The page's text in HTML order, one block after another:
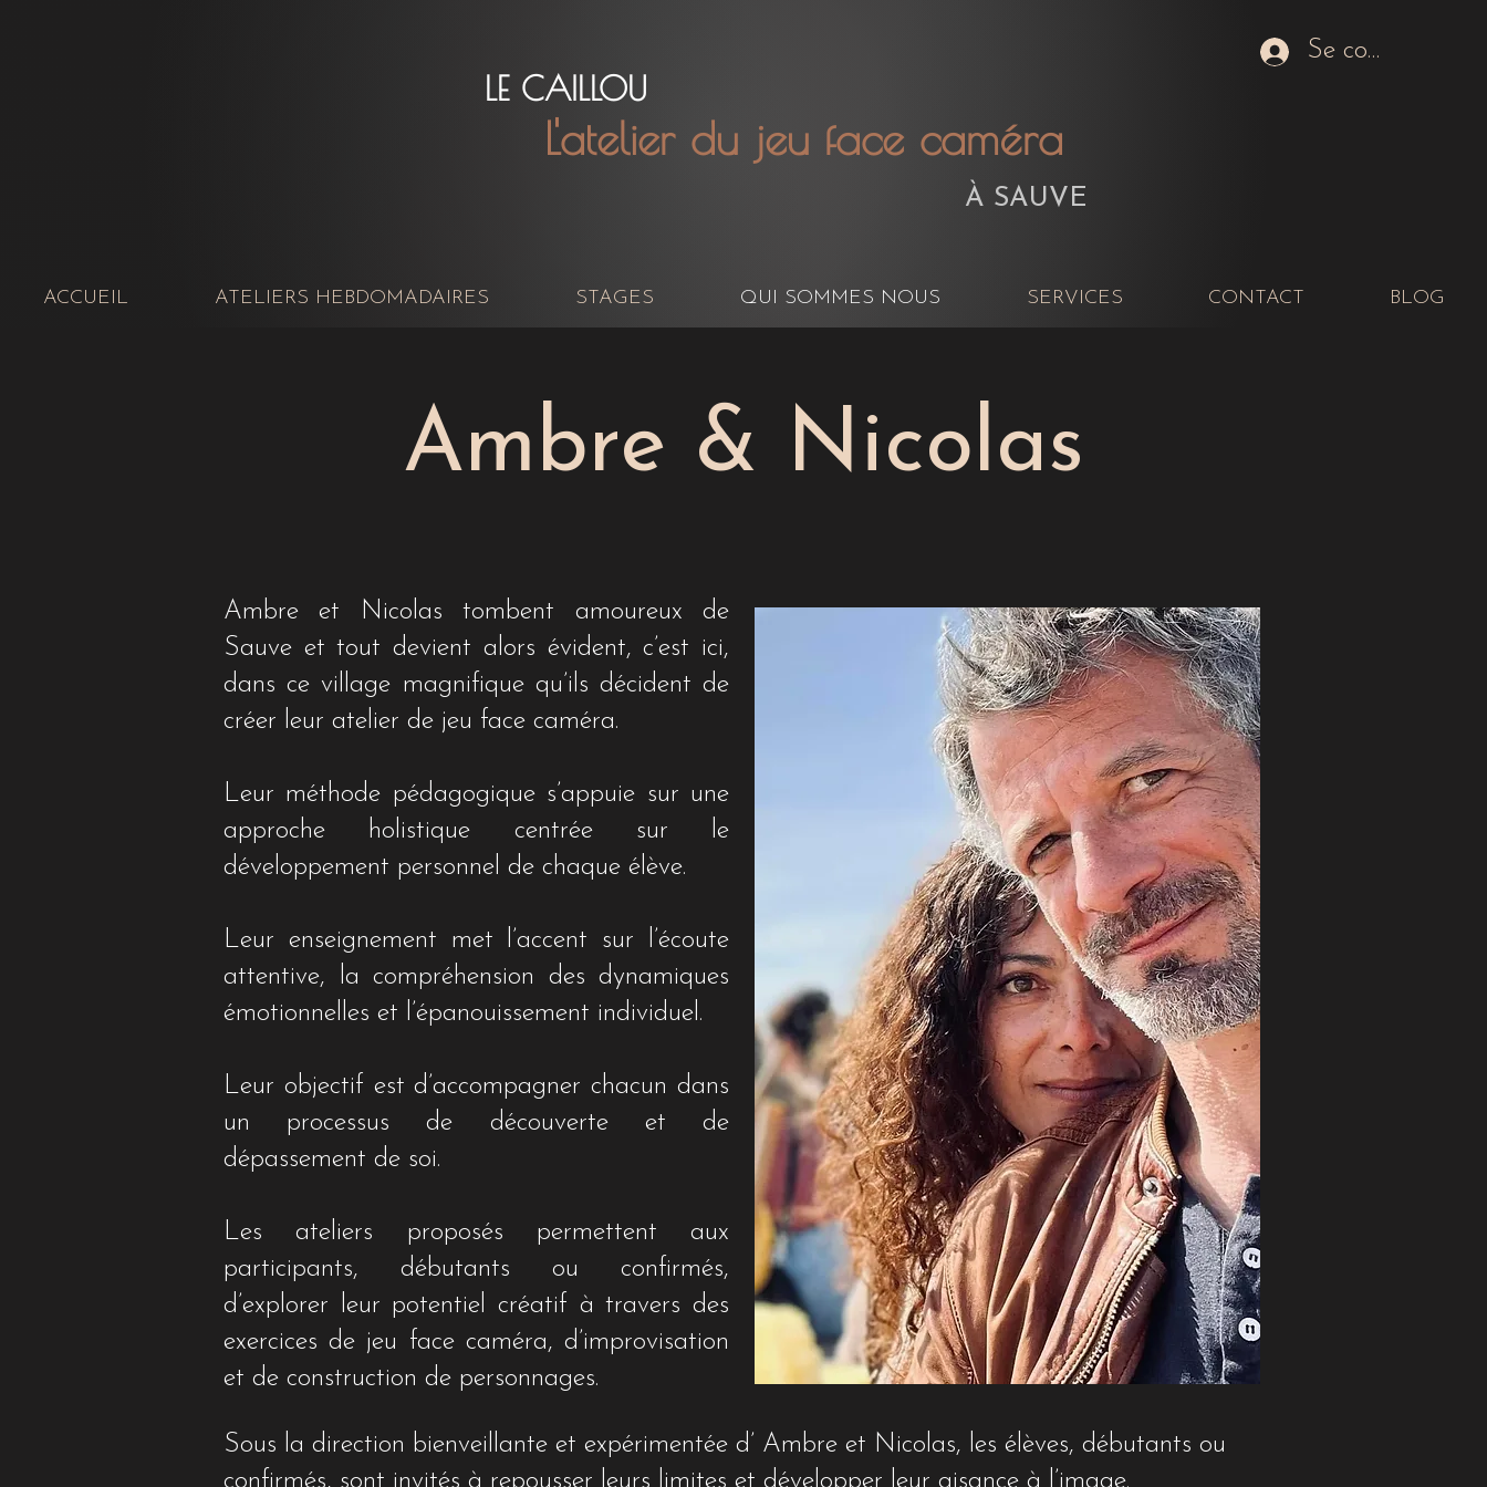
L'atelier du jeu face caméra
LE CAILLOU
À SAUVE
Se connecter
ACCUEIL ATELIERS HEBDOMADAIRES STAGES QUI SOMMES NOUS SERVICES CONTACT BLOG
Ambre & Nicolas
Ambre et Nicolas tombent amoureux de
Sauve et tout devient alors évident, c’est ici,
dans ce village magnifique qu’ils décident de
créer leur atelier de jeu face caméra.
Leur méthode pédagogique s’appuie sur une
approche holistique centrée sur le
développement personnel de chaque élève.
Leur enseignement met l’accent sur l’écoute
attentive, la compréhension des dynamiques
émotionnelles et l’épanouissement individuel.
Leur objectif est d’accompagner chacun dans
un processus de découverte et de
dépassement de soi.
Les ateliers proposés permettent aux
participants, débutants ou confirmés,
d’explorer leur potentiel créatif à travers des
exercices de jeu face caméra, d’improvisation
et de construction de personnages.
Sous la direction bienveillante et expérimentée d’ Ambre et Nicolas, les élèves, débutants ou
confirmés, sont invités à repousser leurs limites et développer leur aisance à l’image.